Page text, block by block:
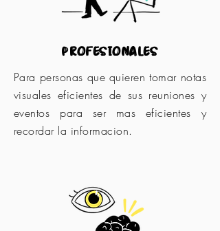
profesionales
Para personas que quieren tomar notas
visuales eficientes de sus reuniones y
eventos para ser mas eficientes y
recordar la informacion.